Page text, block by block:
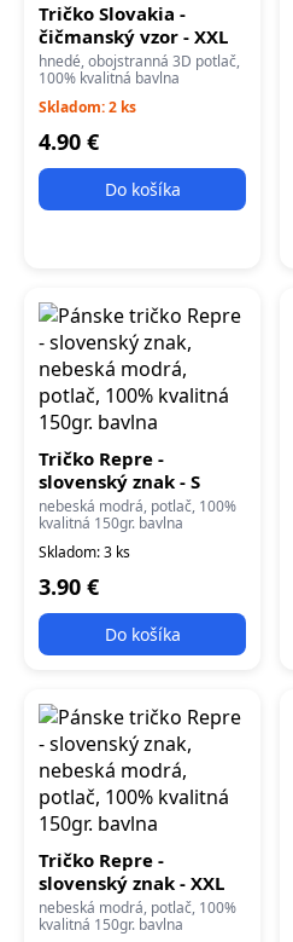
Tričko Slovakia -
čičmanský vzor - XXL
hnedé, obojstranná 3D potlač,
100% kvalitná bavlna
Skladom: 2 ks
4.90 €
Do košíka
Tričko Repre -
slovenský znak - S
nebeská modrá, potlač, 100%
kvalitná 150gr. bavlna
Skladom: 3 ks
3.90 €
Do košíka
Tričko Repre -
slovenský znak - XXL
nebeská modrá, potlač, 100%
kvalitná 150gr. bavlna